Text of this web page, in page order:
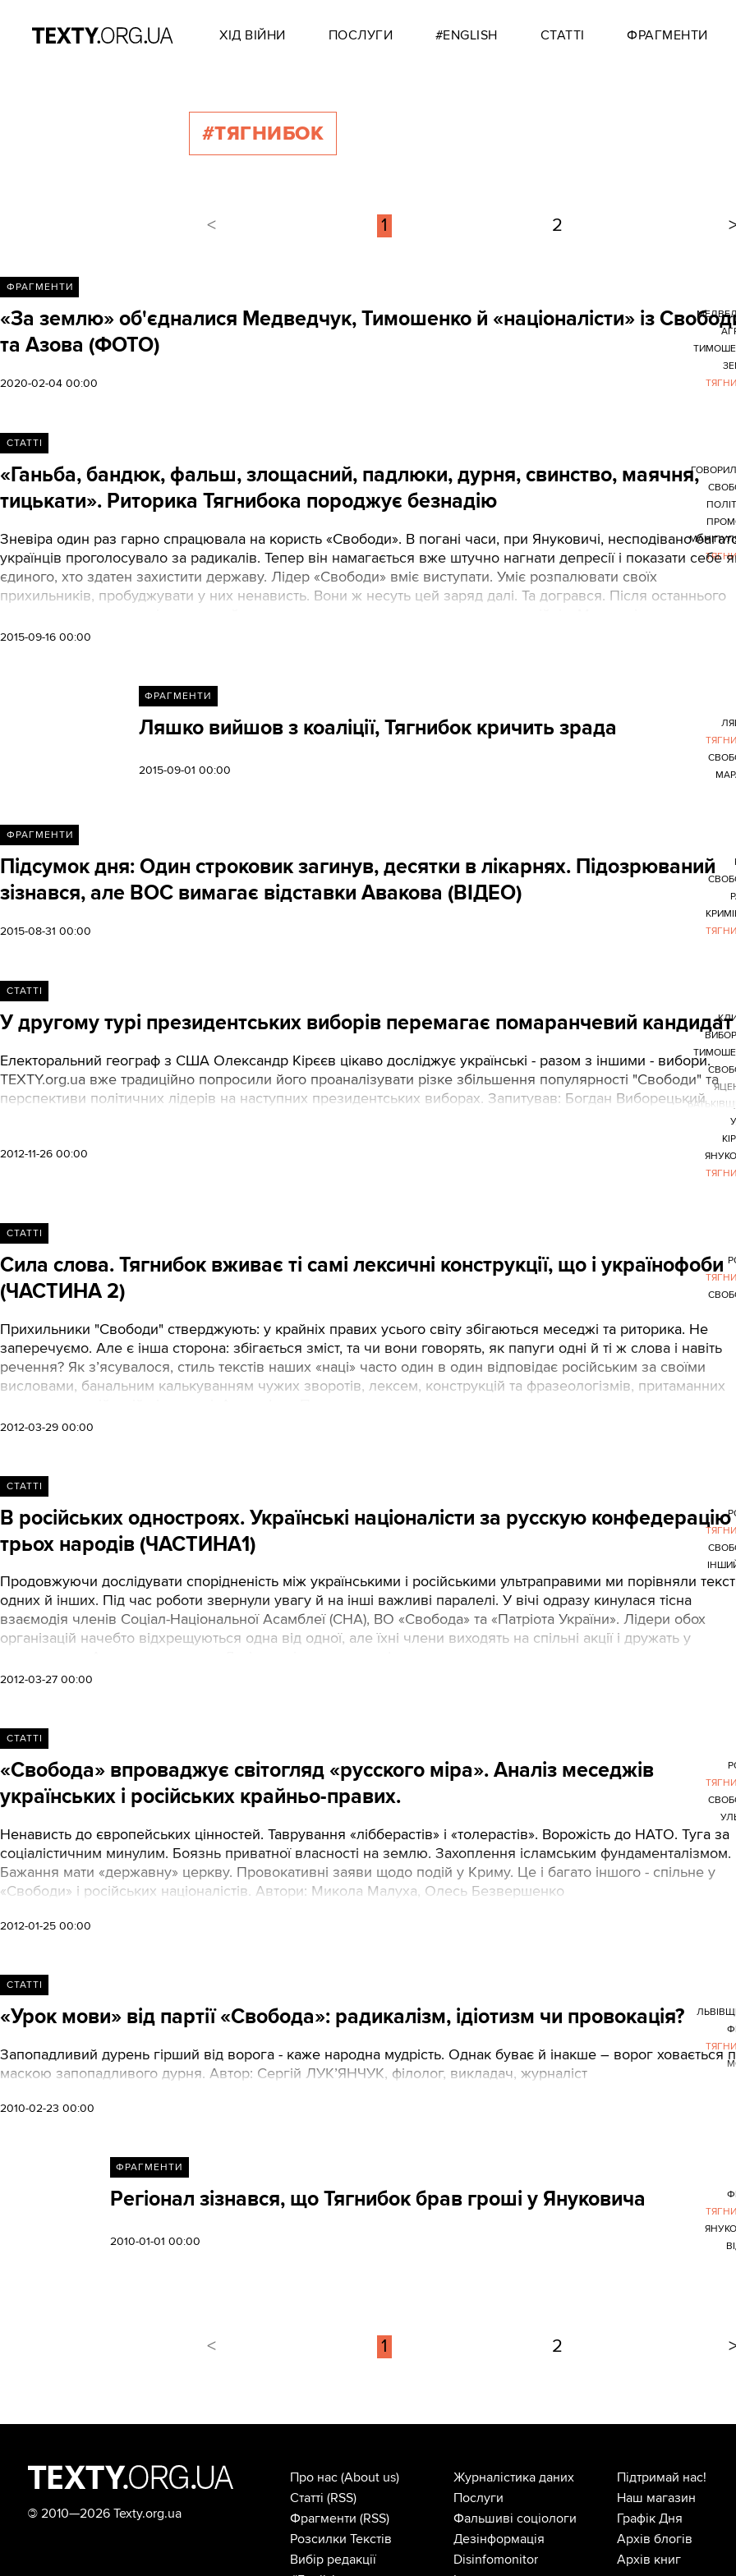
ХІД ВІЙНИ ПОСЛУГИ #ENGLISH СТАТТІ ФРАГМЕНТИ
#ТЯГНИБОК
< 1 2
ФРАГМЕНТИ
«За землю» об'єдналися Медведчук, Тимошенко й «націоналісти» із
та Азова (ФОТО)
2020-02-04 00:00
СТАТТІ
«Ганьба, бандюк, фальш, злощасний, падлюки, дурня, свинство, маячня,
тицькати». Риторика Тягнибока породжує безнадію
Зневіра один раз гарно спрацювала на користь «Свободи». В погані часи, при Януковичі, несподівано
українців проголосувало за радикалів. Тепер він намагається вже штучно нагнати депресії і показати себе
єдиного, хто здатен захистити державу. Лідер «Свободи» вміє виступати. Уміє розпалювати своїх
прихильників, пробуджувати у них ненависть. Вони ж несуть цей заряд далі. Та догрався. Після останнього
побудовані промови Тягнибока. Промови досліджував: Олесь Кульчинський, перекладач
2015-09-16 00:00
ФРАГМЕНТИ
Ляшко вийшов з коаліції, Тягнибок кричить зрада
2015-09-01 00:00
ФРАГМЕНТИ
Підсумок дня: Один строковик загинув, десятки в лікарнях. Підозрюваний
зізнався, але ВОС вимагає відставки Авакова (ВІДЕО)
2015-08-31 00:00
СТАТТІ
У другому турі президентських виборів перемагає помаранчевий кандидат
Електоральний географ з США Олександр Кірєєв цікаво досліджує українські - разом з іншими - вибори.
TEXTY.org.ua вже традиційно попросили його проаналізувати різке збільшення популярності "Свободи" та
перспективи політичних лідерів на наступних президентських виборах. Запитував: Богдан Виборецький
2012-11-26 00:00
СТАТТІ
Сила слова. Тягнибок вживає ті самі лексичні конструкції, що і українофоби
(ЧАСТИНА 2)
Прихильники "Свободи" стверджують: у крайніх правих усього світу збігаються меседжі та риторика. Не
заперечуємо. Але є інша сторона: збігається зміст, та чи вони говорять, як папуги одні й ті ж слова і навіть
речення? Як з’ясувалося, стиль текстів наших «наці» часто один в один відповідає російським за своїми
висловами, банальним калькуванням чужих зворотів, лексем, конструкцій та фразеологізмів, притаманних
2012-03-29 00:00
СТАТТІ
В російських одностроях. Українські націоналісти за русскую конфедерацію
трьох народів (ЧАСТИНА1)
Продовжуючи дослідувати спорідненість між українськими і російськими ультраправими ми порівняли
одних й інших. Під час роботи звернули увагу й на інші важливі паралелі. У вічі одразу кинулася тісна
взаємодія членів Соціал-Національної Асамблеї (СНА), ВО «Свобода» та «Патріота України». Лідери обох
організацій начебто відхрещуються одна від одної, але їхні члени виходять на спільні акції і дружать у
белорусского народов» і скуповуються в російському магазині «павого одягу». Автор: Іван Пилипчук
2012-03-27 00:00
СТАТТІ
«Свобода» впроваджує світогляд «русского міра». Аналіз меседжів
українських і російських крайньо-правих.
Ненависть до європейських цінностей. Таврування «лібберастів» і «толерастів». Ворожість до НАТО. Туга за
соціалістичним минулим. Боязнь приватної власності на землю. Захоплення ісламським фундаменталізмом.
Бажання мати «державну» церкву. Провокативні заяви щодо подій у Криму. Це і багато іншого - спільне у
«Свободи» і російських націоналістів. Автори: Микола Малуха, Олесь Безвершенко
2012-01-25 00:00
СТАТТІ
«Урок мови» від партії «Свобода»: радикалізм, ідіотизм чи провокація?
Запопадливий дурень гірший від ворога - каже народна мудрість. Однак буває й інакше – ворог ховається
маскою запопадливого дурня. Автор: Сергій ЛУК’ЯНЧУК, філолог, викладач, журналіст
2010-02-23 00:00
ФРАГМЕНТИ
Регіонал зізнався, що Тягнибок брав гроші у Януковича
2010-01-01 00:00
< 1 2
© 2010—2026 Texty.org.ua
Про нас (About us)
Статті (RSS)
Фрагменти (RSS)
Розсилки Текстів
Вибір редакції
Журналістика даних
Послуги
Фальшиві соціологи
Дезінформація
Disinfomonitor
Підтримай нас!
Наш магазин
Графік Дня
Архів блогів
Архів книг